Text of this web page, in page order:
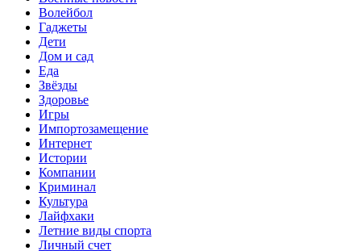
Волейбол
Гаджеты
Дети
Дом и сад
Еда
Звёзды
Здоровье
Игры
Импортозамещение
Интернет
Истории
Компании
Криминал
Культура
Лайфхаки
Летние виды спорта
Личный счет